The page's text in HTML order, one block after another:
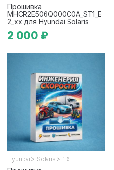
Прошивка
MHCR2E506Q000C0A_ST1_E
2_xx для Hyundai Solaris
2 000 ₽
Hyundai > Solaris > 1.6 i